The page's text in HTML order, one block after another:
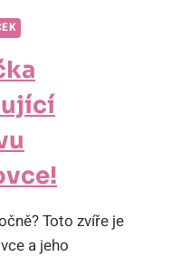
Toto zvíře je
a jeho